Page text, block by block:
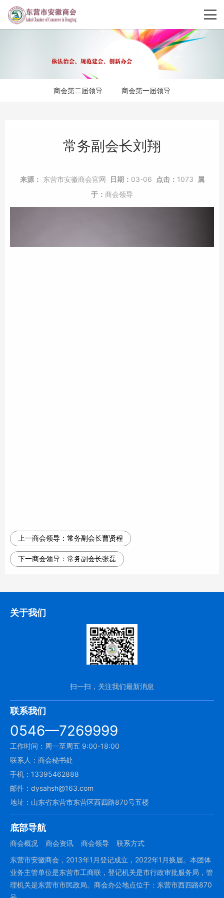
商会第二届领导 商会第一届领导
常务副会长刘翔
来源： 东营市安徽商会官网 日期： 03-06 点击： 1073
属
于： 商会领导
上一商会领导： 常务副会长曹贤程
下一商会领导： 常务副会长张磊
关于我们
扫一扫，关注我们最新消息
联系我们
0546—7269999
工作时间：周一至周五 9:00-18:00
联系人：商会秘书处
手机：13395462888
邮件：dysahsh@163.com
地址：山东省东营市东营区西四路870号五楼
底部导航
商会概况 商会资讯 商会领导
联系方式
东营市安徽商会，2013年1月登记成立，2022年1月换届。本团体
业务主管单位是东营市工商联，登记机关是市行政审批服务局，管
理机关是东营市市民政局。商会办公地点位于：东营市西四路870